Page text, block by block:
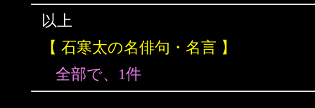
以上
【 石寒太の名俳句・名言 】
全部で、1件